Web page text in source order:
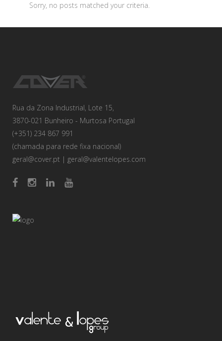
Sorry, no posts matched your criteria.
Rua da Zona Industrial, Lote 15,
3870-021 Bunheiro - Murtosa Portugal
(+351) 234 867 991
(chamada para rede fixa nacional)
geral@cover.pt | geral@valentelopes.com